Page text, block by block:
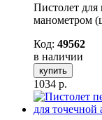
Пистолет для
манометром
Код: 49562
в наличии
купить
1034 р.